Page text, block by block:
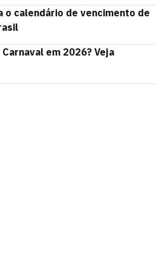
o calendário de vencimento de
em 2026? Veja